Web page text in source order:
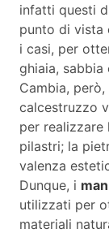
infatti questi
punto di vista
i casi, per
ghiaia, sabbia
Cambia, però,
calcestruzzo
per realizzare
pilastri; la
valenza
Dunque, i
utilizzati per
materiali